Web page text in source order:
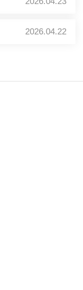
2026.04.22